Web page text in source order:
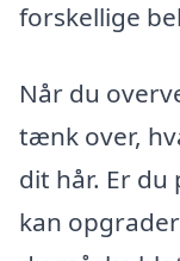
forskellige
Når du
tænk over,
dit hår. Er
kan